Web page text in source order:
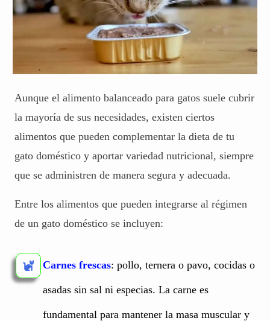
Aunque el alimento balanceado para gatos suele cubrir
la mayoría de sus necesidades, existen ciertos
alimentos que pueden complementar la dieta de tu
gato doméstico y aportar variedad nutricional, siempre
que se administren de manera segura y adecuada.
Entre los alimentos que pueden integrarse al régimen
de un gato doméstico se incluyen:
Carnes frescas: pollo, ternera o pavo, cocidas o
asadas sin sal ni especias. La carne es
fundamental para mantener la masa muscular y